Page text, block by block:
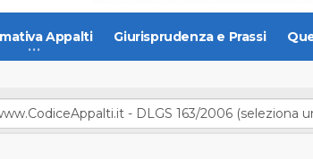
Appalti Giurisprudenza e Prassi